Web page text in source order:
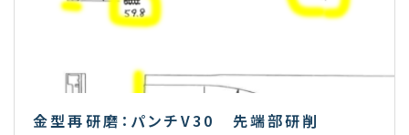
金型再研磨：パンチV30 先端部研削